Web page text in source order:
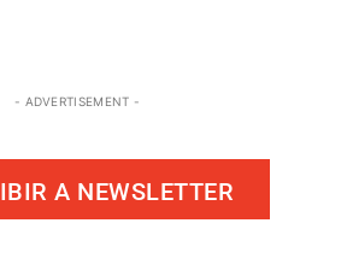
- ADVERTISEMENT -
A NEWSLETTER